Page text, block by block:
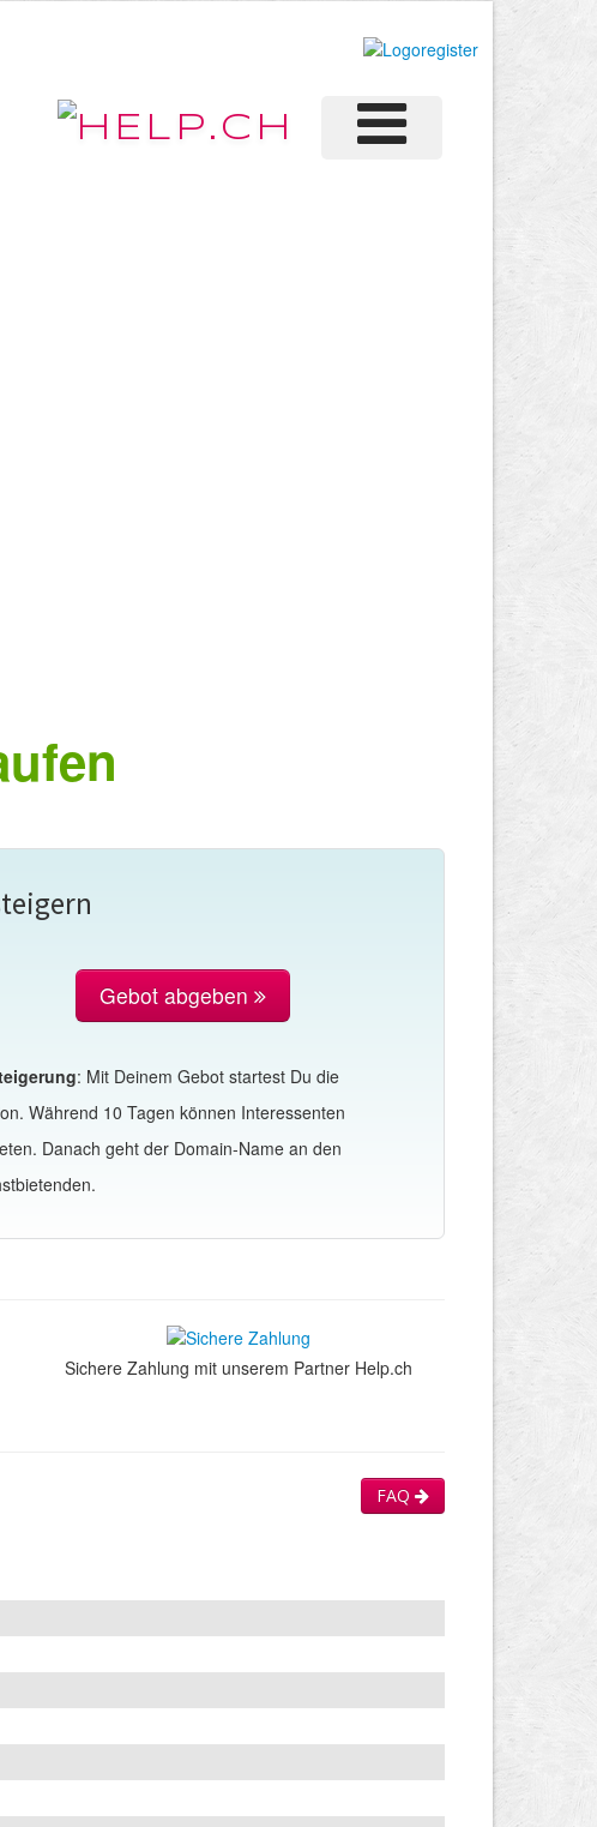
Gebot abgeben
: Mit Deinem Gebot startest Du die
Während 10 Tagen können Interessenten
Danach geht der Domain-Name an den
Sichere Zahlung mit unserem Partner Help.ch
FAQ